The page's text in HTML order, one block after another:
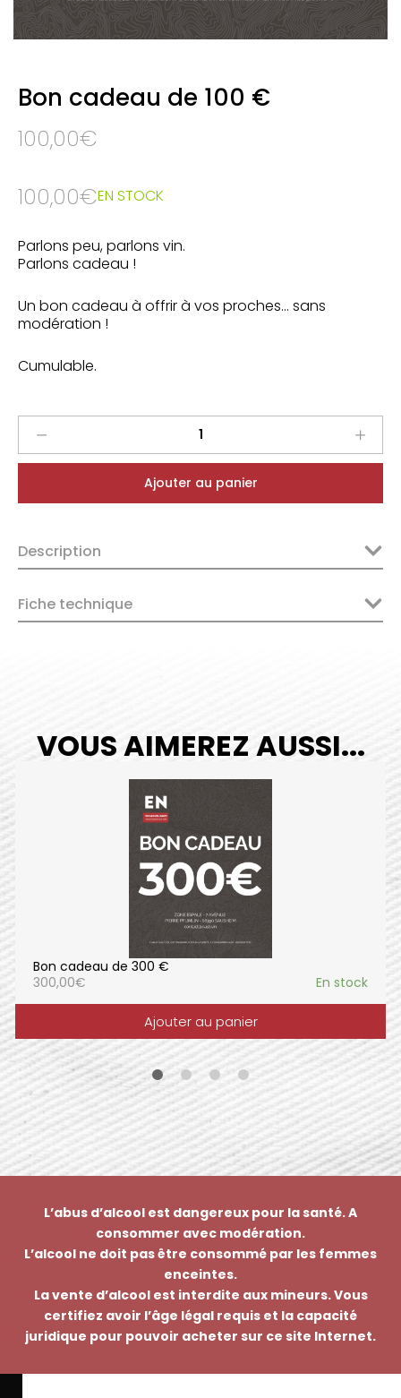
Bon cadeau de 100 €
100,00€
100,00€EN STOCK
Parlons peu, parlons vin.
Parlons cadeau !
Un bon cadeau à offrir à vos proches… sans
modération !
Cumulable.
de
€
Ajouter au panier
Description
Fiche technique
VOUS AIMEREZ AUSSI...
Bon cadeau de 300 €
300,00€ En stock
Ajouter au panier
L’abus d’alcool est dangereux pour la santé. A
consommer avec modération.
L’alcool ne doit pas être consommé par les femmes
enceintes.
La vente d’alcool est interdite aux mineurs. Vous
certifiez avoir l’âge légal requis et la capacité
juridique pour pouvoir acheter sur ce site Internet.